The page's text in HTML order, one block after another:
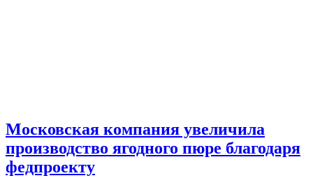
Московская компания увеличила
производство ягодного пюре благодаря
федпроекту